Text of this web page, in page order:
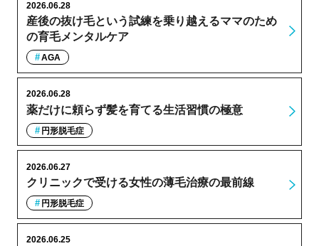
産後の抜け毛という試練を乗り越えるママのため
の育毛メンタルケア
2026.06.28
AGA
薬だけに頼らず髪を育てる生活習慣の極意
2026.06.28
円形脱毛症
クリニックで受ける女性の薄毛治療の最前線
2026.06.27
円形脱毛症
2026.06.25